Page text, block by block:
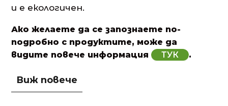
и е екологичен.
Ако желаете да се запознаете по-
подробно с продуктите, може да
видите повече информация
ТУК .
Първокласно
производство на